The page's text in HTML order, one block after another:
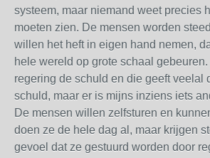
systeem, maar niemand weet precies
moeten zien. De mensen worden
willen het heft in eigen hand nemen,
hele wereld op grote schaal
regering de schuld en die geeft veelal
schuld, maar er is mijns inziens iets
De mensen willen zelfsturen en
doen ze de hele dag al, maar krijgen
gevoel dat ze gestuurd worden door